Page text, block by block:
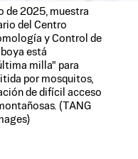
de 2025, muestra
del Centro
y Control de
está
milla" para
por mosquitos,
de difícil acceso
(TANG